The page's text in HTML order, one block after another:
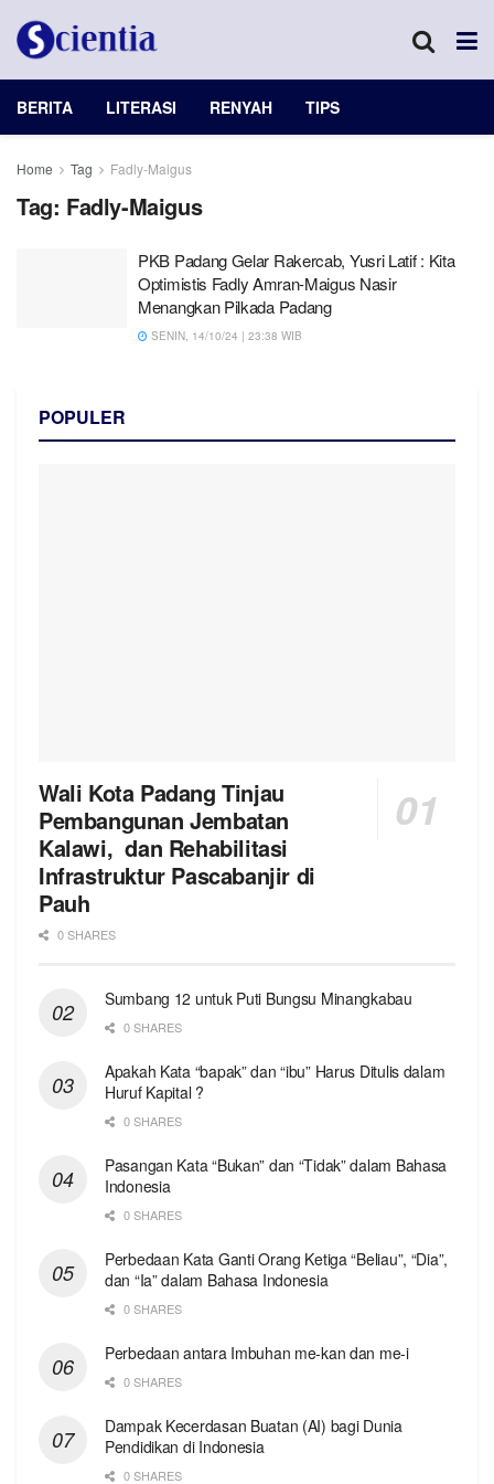
BERITA LITERASI RENYAH TIPS
Home Tag Fadly-Maigus
Tag: Fadly-Maigus
PKB Padang Gelar Rakercab, Yusri Latif : Kita
Optimistis Fadly Amran-Maigus Nasir
Menangkan Pilkada Padang
SENIN, 14/10/24 | 23:38 WIB
POPULER
Wali Kota Padang Tinjau
Pembangunan Jembatan
Kalawi, dan Rehabilitasi
Infrastruktur Pascabanjir di
Pauh
0 SHARES
Sumbang 12 untuk Puti Bungsu Minangkabau
0 SHARES
Apakah Kata “bapak” dan “ibu” Harus Ditulis dalam
Huruf Kapital ?
0 SHARES
Pasangan Kata “Bukan” dan “Tidak” dalam Bahasa
Indonesia
0 SHARES
Perbedaan Kata Ganti Orang Ketiga “Beliau”, “Dia”,
dan “Ia” dalam Bahasa Indonesia
0 SHARES
Perbedaan antara Imbuhan me-kan dan me-i
0 SHARES
Dampak Kecerdasan Buatan (AI) bagi Dunia
Pendidikan di Indonesia
0 SHARES